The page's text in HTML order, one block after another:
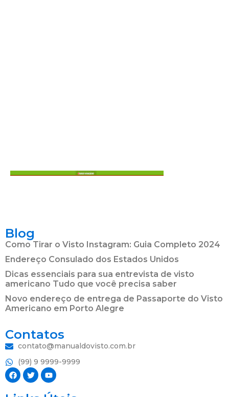
Blog
Como Tirar o Visto Instagram: Guia Completo 2024
Endereço Consulado dos Estados Unidos
Dicas essenciais para sua entrevista de visto
americano Tudo que você precisa saber
Novo endereço de entrega de Passaporte do Visto
Americano em Porto Alegre
Contatos
contato@manualdovisto.com.br
(99) 9 9999-9999